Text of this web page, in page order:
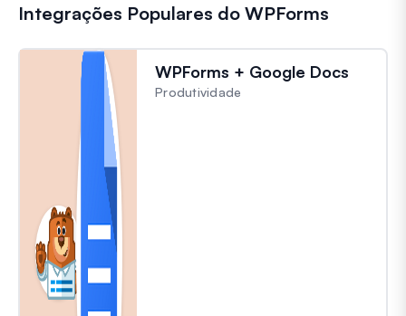
Integrações Populares do WPForms
WPForms + Google Docs
Produtividade